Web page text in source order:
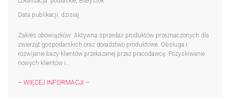
Data publikacji: dzisiaj
Zakres obowiązków: Aktywna sprzedaż produktów przeznaczonych dla
zwierząt gospodarskich oraz doradztwo produktowe. Obsługa i
rozwijanie bazy klientów przekazanej przez pracodawcę. Pozyskiwanie
nowych klientów i...
– WIĘCEJ INFORMACJI –